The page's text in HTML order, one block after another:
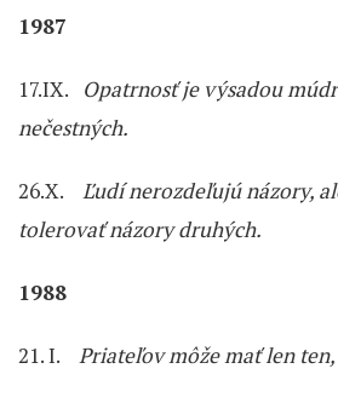
1987
17.IX. Opatrnosť je výsadou
nečestných.
26.X. Ľudí nerozdeľujú názory,
tolerovať názory druhých.
1988
21. I. Priateľov môže mať len